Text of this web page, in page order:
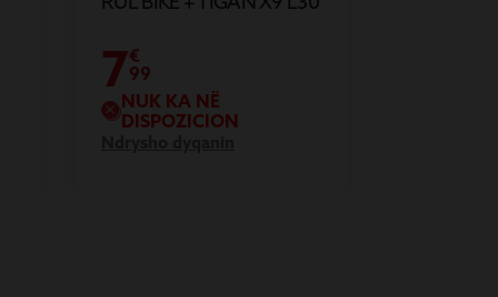
7€
99
NUK KA NË
DISPOZICION